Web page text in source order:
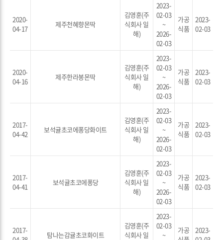
2020-
04-17
제주천혜향몬딱
김영훈(주
식회사 일
해)
2023-
02-03
~
2026-
02-03
가공
식품
2023-
02-03
2020-
04-16
제주한라봉몬딱
김영훈(주
식회사 일
해)
2023-
02-03
~
2026-
02-03
가공
식품
2023-
02-03
2017-
04-42
보석귤초코에퐁당화이트
김영훈(주
식회사 일
해)
2023-
02-03
~
2026-
02-03
가공
식품
2023-
02-03
2017-
04-41
보석귤초코에퐁당
김영훈(주
식회사 일
해)
2023-
02-03
~
2026-
02-03
가공
식품
2023-
02-03
2017-
탐나는감귤초코화이트
김영훈(주
식회사 일
2023-
02-03
~
가공
2023-